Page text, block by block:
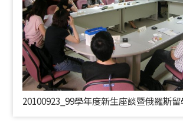
20100923_99學年度新生座談暨俄羅斯